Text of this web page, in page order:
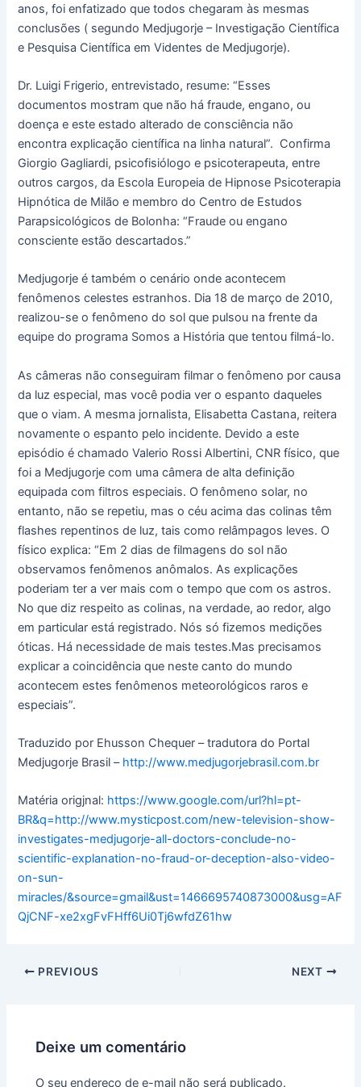
anos, foi enfatizado que todos chegaram às mesmas
conclusões ( segundo Medjugorje – Investigação Científica
e Pesquisa Científica em Videntes de Medjugorje).
Dr. Luigi Frigerio, entrevistado, resume: “Esses
documentos mostram que não há fraude, engano, ou
doença e este estado alterado de consciência não
encontra explicação científica na linha natural”. Confirma
Giorgio Gagliardi, psicofisiólogo e psicoterapeuta, entre
outros cargos, da Escola Europeia de Hipnose Psicoterapia
Hipnótica de Milão e membro do Centro de Estudos
Parapsicológicos de Bolonha: “Fraude ou engano
consciente estão descartados.”
Medjugorje é também o cenário onde acontecem
fenômenos celestes estranhos. Dia 18 de março de 2010,
realizou-se o fenômeno do sol que pulsou na frente da
equipe do programa Somos a História que tentou filmá-lo.
As câmeras não conseguiram filmar o fenômeno por causa
da luz especial, mas você podia ver o espanto daqueles
que o viam. A mesma jornalista, Elisabetta Castana, reitera
novamente o espanto pelo incidente. Devido a este
episódio é chamado Valerio Rossi Albertini, CNR físico, que
foi a Medjugorje com uma câmera de alta definição
equipada com filtros especiais. O fenômeno solar, no
entanto, não se repetiu, mas o céu acima das colinas têm
flashes repentinos de luz, tais como relâmpagos leves. O
físico explica: “Em 2 dias de filmagens do sol não
observamos fenômenos anômalos. As explicações
poderiam ter a ver mais com o tempo que com os astros.
No que diz respeito as colinas, na verdade, ao redor, algo
em particular está registrado. Nós só fizemos medições
óticas. Há necessidade de mais testes.Mas precisamos
explicar a coincidência que neste canto do mundo
acontecem estes fenômenos meteorológicos raros e
especiais”.
Traduzido por Ehusson Chequer – tradutora do Portal
Medjugorje Brasil – http://www.medjugorjebrasil.com.br
Matéria origjnal: https://www.google.com/url?hl=pt-
BR&q=http://www.mysticpost.com/new-television-show-
investigates-medjugorje-all-doctors-conclude-no-
scientific-explanation-no-fraud-or-deception-also-video-
on-sun-
miracles/&source=gmail&ust=1466695740873000&usg=AF
QjCNF-xe2xgFvFHff6Ui0Tj6wfdZ61hw
PREVIOUS NEXT
Deixe um comentário
O seu endereço de e-mail não será publicado.